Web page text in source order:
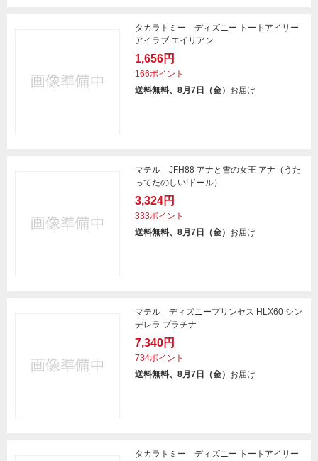
タカラトミー ディズニー トートアイリー
アイラブ エイリアン
1,656円
166ポイント
送料無料、8月7日（金） お届け
マテル JFH88 アナと雪の女王 アナ（うた
ってたのしい!ドール）
3,324円
333ポイント
送料無料、8月7日（金） お届け
マテル ディズニープリンセス HLX60 シン
デレラ プラチナ
7,340円
734ポイント
送料無料、8月7日（金） お届け
タカラトミー ディズニー トートアイリー